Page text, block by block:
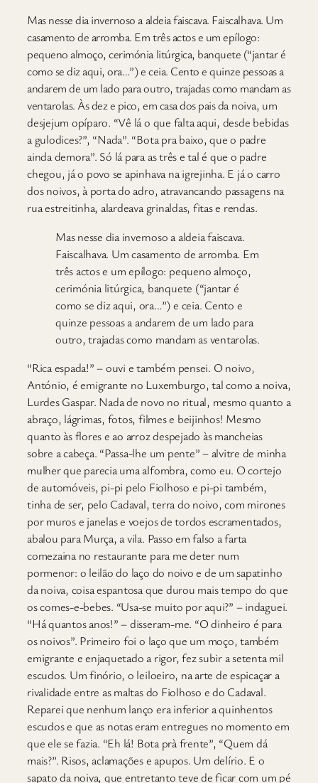
Mas nesse dia invernoso a aldeia faiscava. Faiscalhava. Um
casamento de arromba. Em três actos e um epílogo:
pequeno almoço, cerimónia litúrgica, banquete (“jantar é
como se diz aqui, ora…”) e ceia. Cento e quinze pessoas a
andarem de um lado para outro, trajadas como mandam as
ventarolas. Às dez e pico, em casa dos pais da noiva, um
desjejum opíparo. “Vê lá o que falta aqui, desde bebidas
a gulodices?”, “Nada”. “Bota pra baixo, que o padre
ainda demora”. Só lá para as três e tal é que o padre
chegou, já o povo se apinhava na igrejinha. E já o carro
dos noivos, à porta do adro, atravancando passagens na
rua estreitinha, alardeava grinaldas, fitas e rendas.
Mas nesse dia invernoso a aldeia faiscava.
Faiscalhava. Um casamento de arromba. Em
três actos e um epílogo: pequeno almoço,
cerimónia litúrgica, banquete (“jantar é
como se diz aqui, ora…”) e ceia. Cento e
quinze pessoas a andarem de um lado para
outro, trajadas como mandam as ventarolas.
“Rica espada!” – ouvi e também pensei. O noivo,
António, é emigrante no Luxemburgo, tal como a noiva,
Lurdes Gaspar. Nada de novo no ritual, mesmo quanto a
abraço, lágrimas, fotos, filmes e beijinhos! Mesmo
quanto às flores e ao arroz despejado às mancheias
sobre a cabeça. “Passa-lhe um pente” – alvitre de minha
mulher que parecia uma alfombra, como eu. O cortejo
de automóveis, pi-pi pelo Fiolhoso e pi-pi também,
tinha de ser, pelo Cadaval, terra do noivo, com mirones
por muros e janelas e voejos de tordos escramentados,
abalou para Murça, a vila. Passo em falso a farta
comezaina no restaurante para me deter num
pormenor: o leilão do laço do noivo e de um sapatinho
da noiva, coisa espantosa que durou mais tempo do que
os comes-e-bebes. “Usa-se muito por aqui?” – indaguei.
“Há quantos anos!” – disseram-me. “O dinheiro é para
os noivos”. Primeiro foi o laço que um moço, também
emigrante e enjaquetado a rigor, fez subir a setenta mil
escudos. Um finório, o leiloeiro, na arte de espicaçar a
rivalidade entre as maltas do Fiolhoso e do Cadaval.
Reparei que nenhum lanço era inferior a quinhentos
escudos e que as notas eram entregues no momento em
que ele se fazia. “Eh lá! Bota prà frente”, “Quem dá
mais?”. Risos, aclamações e apupos. Um delírio. E o
sapato da noiva, que entretanto teve de ficar com um pé